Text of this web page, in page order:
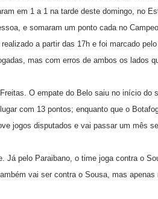
em 1 a 1 na tarde deste domingo, no
e somaram um ponto cada no
a partir das 17h e foi marcado pelo
mas com erros de ambos os lados
O empate do Belo saiu no início do
com 13 pontos; enquanto que o
jogos disputados e vai passar um mês
Já pelo Paraibano, o time joga contra o
vai ser contra o Sousa, mas apenas